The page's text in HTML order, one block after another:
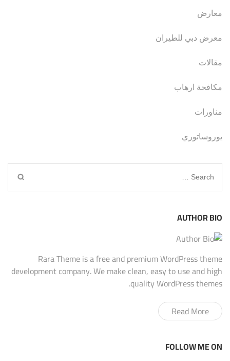
معارض
معرض دبي للطيران
مقالات
مكافحة ارهاب
مناورات
يوروساتوري
Search
for:
AUTHOR BIO
Rara Theme is a free and premium WordPress theme
development company. We make clean, easy to use and high
quality WordPress themes.
Read More
FOLLOW ME ON